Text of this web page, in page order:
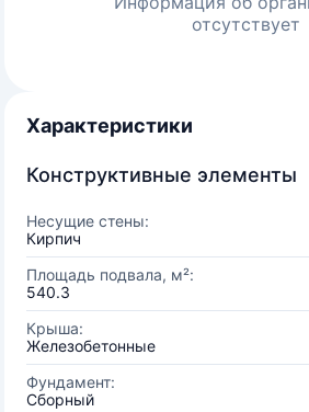
отсутствует
Характеристики
Конструктивные элементы
Несущие стены:
Кирпич
Площадь подвала, м²:
540.3
Крыша:
Железобетонные
Фундамент:
Сборный